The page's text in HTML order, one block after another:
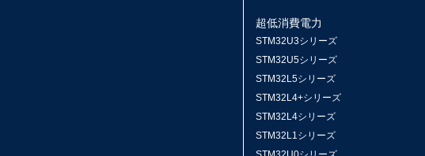
超低消費電力
STM32U3シリーズ
STM32U5シリーズ
STM32L5シリーズ
STM32L4+シリーズ
STM32L4シリーズ
STM32L1シリーズ